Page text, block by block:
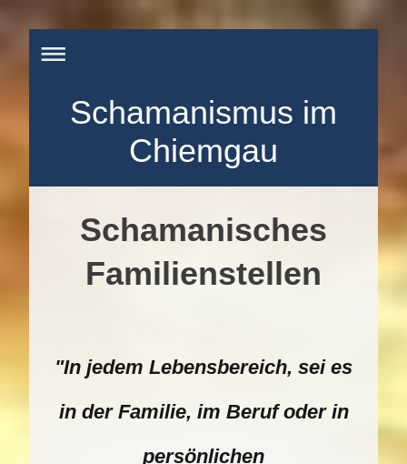
Schamanismus im
Chiemgau
Schamanisches
Familienstellen
"In jedem Lebensbereich, sei es
in der Familie, im Beruf oder in
persönlichen